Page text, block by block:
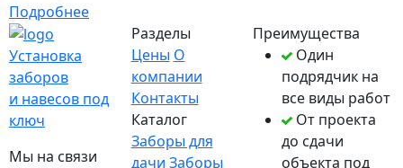
Подробнее
Установка
заборов
и навесов под
ключ
Мы на связи
Разделы
Цены О
компании
Контакты
Каталог
Заборы для
дачи Заборы
Преимущества
Один
подрядчик на
все виды работ
От проекта
до сдачи
объекта под